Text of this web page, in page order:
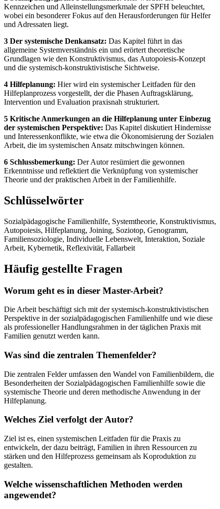
Kennzeichen und Alleinstellungsmerkmale der SPFH beleuchtet,
wobei ein besonderer Fokus auf den Herausforderungen für Helfer
und Adressaten liegt.
3 Der systemische Denkansatz: Das Kapitel führt in das
allgemeine Systemverständnis ein und erörtert theoretische
Grundlagen wie den Konstruktivismus, das Autopoiesis-Konzept
und die systemisch-konstruktivistische Sichtweise.
4 Hilfeplanung: Hier wird ein systemischer Leitfaden für den
Hilfeplanprozess vorgestellt, der die Phasen Auftragsklärung,
Intervention und Evaluation praxisnah strukturiert.
5 Kritische Anmerkungen an die Hilfeplanung unter Einbezug
der systemischen Perspektive: Das Kapitel diskutiert Hindernisse
und Interessenkonflikte, wie etwa die Ökonomisierung der Sozialen
Arbeit, die im systemischen Ansatz mitschwingen können.
6 Schlussbemerkung: Der Autor resümiert die gewonnen
Erkenntnisse und reflektiert die Verknüpfung von systemischer
Theorie und der praktischen Arbeit in der Familienhilfe.
Schlüsselwörter
Sozialpädagogische Familienhilfe, Systemtheorie, Konstruktivismus,
Autopoiesis, Hilfeplanung, Joining, Soziotop, Genogramm,
Familiensoziologie, Individuelle Lebenswelt, Interaktion, Soziale
Arbeit, Kybernetik, Reflexivität, Fallarbeit
Häufig gestellte Fragen
Worum geht es in dieser Master-Arbeit?
Die Arbeit beschäftigt sich mit der systemisch-konstruktivistischen
Perspektive in der sozialpädagogischen Familienhilfe und wie diese
als professioneller Handlungsrahmen in der täglichen Praxis mit
Familien genutzt werden kann.
Was sind die zentralen Themenfelder?
Die zentralen Felder umfassen den Wandel von Familienbildern, die
Besonderheiten der Sozialpädagogischen Familienhilfe sowie die
systemische Theorie und deren methodische Anwendung in der
Hilfeplanung.
Welches Ziel verfolgt der Autor?
Ziel ist es, einen systemischen Leitfaden für die Praxis zu
entwickeln, der dazu beiträgt, Familien in ihren Ressourcen zu
stärken und den Hilfeprozess gemeinsam als Koproduktion zu
gestalten.
Welche wissenschaftlichen Methoden werden
angewendet?